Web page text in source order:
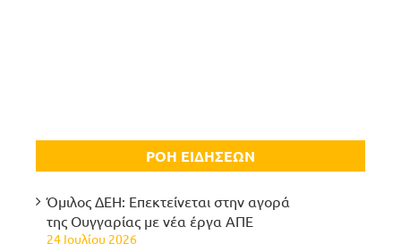
ΡΟΗ ΕΙΔΗΣΕΩΝ
Όμιλος ΔΕΗ: Επεκτείνεται στην αγορά
της Ουγγαρίας με νέα έργα ΑΠΕ
24 Ιουλίου 2026